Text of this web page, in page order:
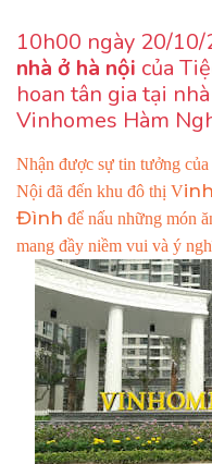
10h00 ngày 20/
nhà ở hà nội của
hoan tân gia tại
Vinhomes Hàm
Nhận được sự tin tưởng
Nội đã đến khu đô thị V
Đình để nấu những món
mang đầy niềm vui và ý